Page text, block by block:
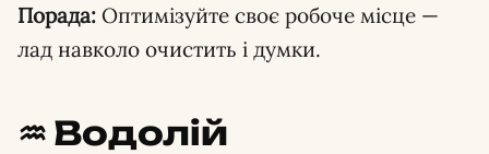
Порада: Оптимізуйте своє робоче місце —
лад навколо очистить і думки.
♒️ Водолій